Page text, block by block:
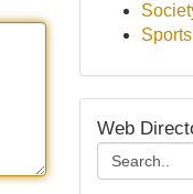
Sports
Web